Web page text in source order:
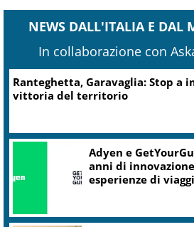
NEWS DALL'ITALIA E DAL
In collaborazione con
Ranteghetta, Garavaglia: Stop a
vittoria del territorio
Adyen e
anni di
esperienze di